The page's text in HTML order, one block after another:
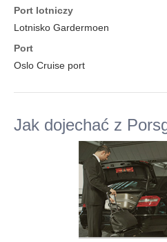
Port lotniczy
Lotnisko Gardermoen
Port
Oslo Cruise port
Jak dojechać z